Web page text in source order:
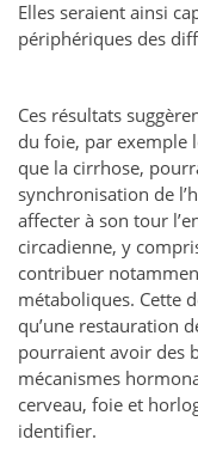
Elles seraient ainsi
périphériques des
Ces résultats
du foie, par exemple
que la cirrhose,
synchronisation de
affecter à son tour
circadienne, y
contribuer
métaboliques. Cette
qu’une restauration
pourraient avoir des
mécanismes
cerveau, foie et
identifier.